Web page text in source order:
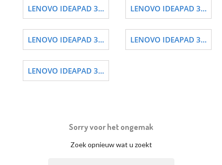
LENOVO IDEAPAD 3... LENOVO IDEAPAD 3...
LENOVO IDEAPAD 3... LENOVO IDEAPAD 3...
LENOVO IDEAPAD 3...
Sorry voor het ongemak
Zoek opnieuw wat u zoekt